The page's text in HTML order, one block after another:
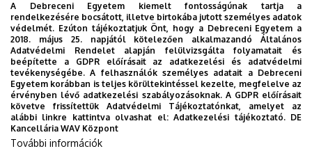
A Debreceni Egyetem kiemelt fontosságúnak tartja a
rendelkezésére bocsátott, illetve birtokába jutott személyes adatok
védelmét. Ezúton tájékoztatjuk Önt, hogy a Debreceni Egyetem a
2018. május 25. napjától kötelezően alkalmazandó Általános
Adatvédelmi Rendelet alapján felülvizsgálta folyamatait és
beépítette a GDPR előírásait az adatkezelési és adatvédelmi
tevékenységébe. A felhasználók személyes adatait a Debreceni
Egyetem korábban is teljes körültekintéssel kezelte, megfelelve az
érvényben lévő adatkezelési szabályozásoknak. A GDPR előírásait
követve frissítettük Adatvédelmi Tájékoztatónkat, amelyet az
alábbi linkre kattintva olvashat el:Adatkezelési tájékoztató. DE
Kancellária WAV Központ
További információk